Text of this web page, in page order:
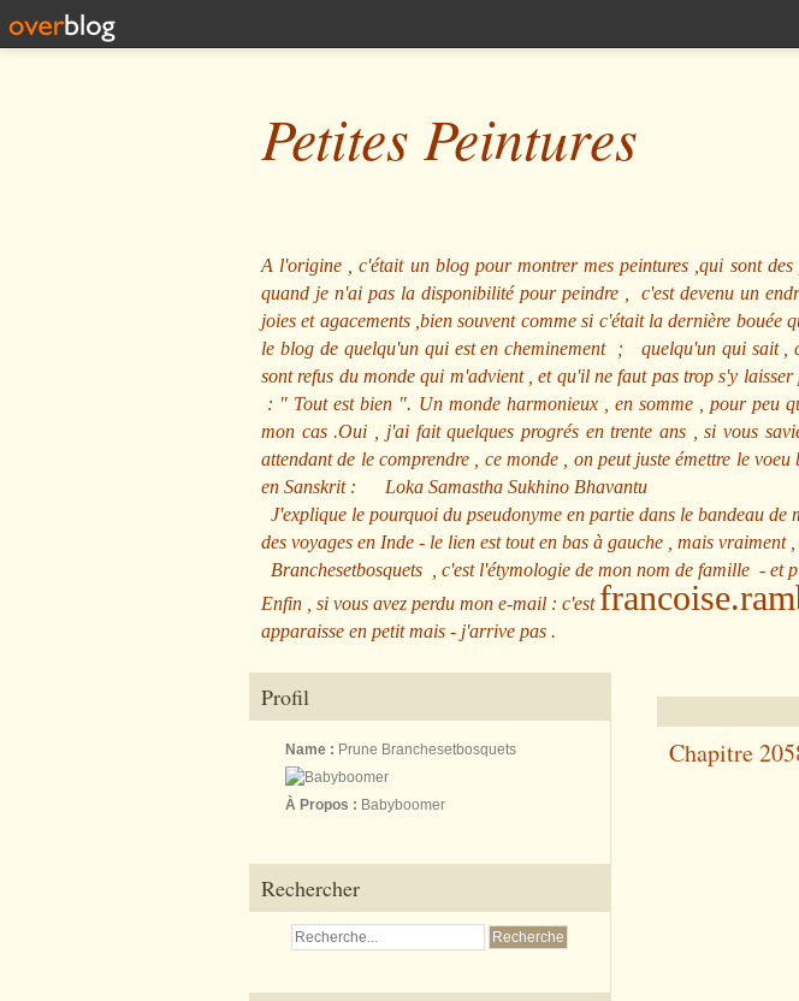
Petites Peintures
A l'origine , c'était un blog pour montrer mes peintures ,qui sont
quand je n'ai pas la disponibilité pour peindre , c'est devenu un
joies et agacements ,bien souvent comme si c'était la dernière
le blog de quelqu'un qui est en cheminement ; quelqu'un qui sait ,
sont refus du monde qui m'advient , et qu'il ne faut pas trop s'y
: " Tout est bien ". Un monde harmonieux , en somme , pour peu
mon cas .Oui , j'ai fait quelques progrés en trente ans , si vous
attendant de le comprendre , ce monde , on peut juste émettre le voeu
en Sanskrit : Loka Samastha Sukhino Bhavantu
J'explique le pourquoi du pseudonyme en partie dans le bandeau
des voyages en Inde - le lien est tout en bas à gauche , mais vraiment
Branchesetbosquets
, c'est l'étymologie de mon nom de famille - et
Enfin , si vous avez perdu mon e-mail : c'est
apparaisse en petit mais - j'arrive pas .
Profil
Name : Prune Branchesetbosquets
À Propos : Babyboomer
Rechercher
Chapitre